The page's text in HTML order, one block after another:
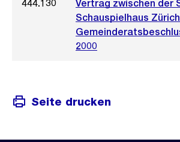
444.130
Vertrag zwischen der
Schauspielhaus
2000
Seite drucken